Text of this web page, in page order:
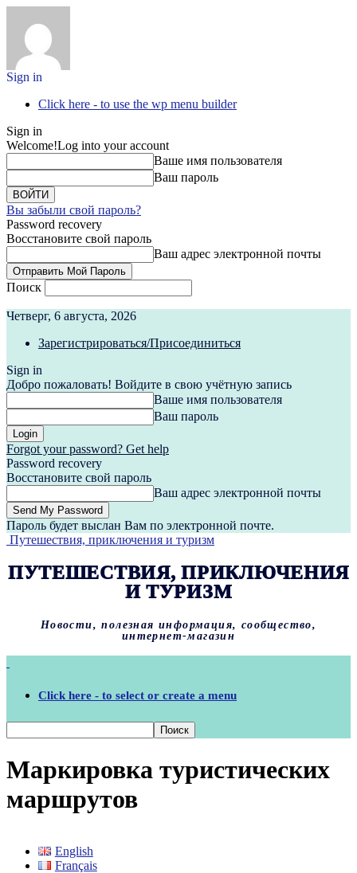
Sign in
Click here - to use the wp menu builder
Sign in
Welcome!Log into your account
Ваше имя пользователя
Ваш пароль
Вы забыли свой пароль?
Password recovery
Восстановите свой пароль
Ваш адрес электронной почты
Поиск
Четверг, 6 августа, 2026
Зарегистрироваться/Присоединиться
Sign in
Добро пожаловать! Войдите в свою учётную запись
Ваше имя пользователя
Ваш пароль
Forgot your password? Get help
Password recovery
Восстановите свой пароль
Ваш адрес электронной почты
Пароль будет выслан Вам по электронной почте.
Путешествия, приключения и туризм
ПУТЕШЕСТВИЯ, ПРИКЛЮЧЕНИЯ
И ТУРИЗМ
Новости, полезная информация, сообщество,
интернет-магазин
Click here - to select or create a menu
Маркировка туристических
маршрутов
English
Français